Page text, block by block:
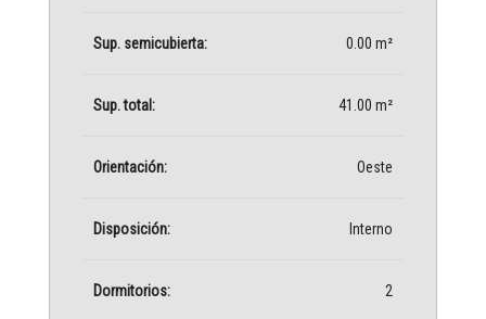
Sup. semicubierta: 0.00 m²
Sup. total: 41.00 m²
Orientación: Oeste
Disposición: Interno
Dormitorios: 2